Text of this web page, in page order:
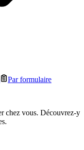
Par formulaire
chez vous. Découvrez-y